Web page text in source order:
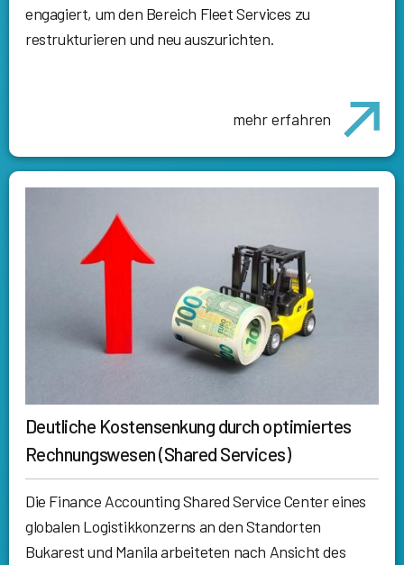
engagiert, um den Bereich Fleet Services zu
restrukturieren und neu auszurichten.
mehr erfahren
Deutliche Kostensenkung durch optimiertes
Rechnungswesen (Shared Services)
Die Finance Accounting Shared Service Center eines
globalen Logistikkonzerns an den Standorten
Bukarest und Manila arbeiteten nach Ansicht des